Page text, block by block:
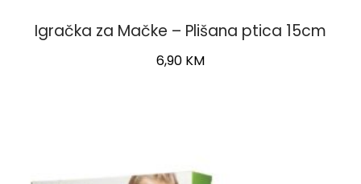
Igračka za Mačke – Plišana ptica 15cm
6,90 KM